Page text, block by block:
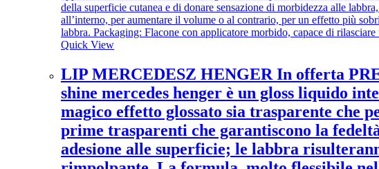
Quick View
LIP MERCEDESZ HENGER In offerta
shine mercedes henger è un gloss liquido
magico effetto glossato sia trasparente che
prime trasparenti che garantiscono la
adesione alle superficie; le labbra